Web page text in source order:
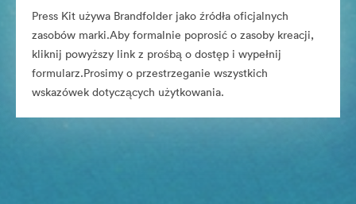
Press Kit używa Brandfolder jako źródła oficjalnych
zasobów marki.Aby formalnie poprosić o zasoby kreacji,
kliknij powyższy link z prośbą o dostęp i wypełnij
formularz.Prosimy o przestrzeganie wszystkich
wskazówek dotyczących użytkowania.